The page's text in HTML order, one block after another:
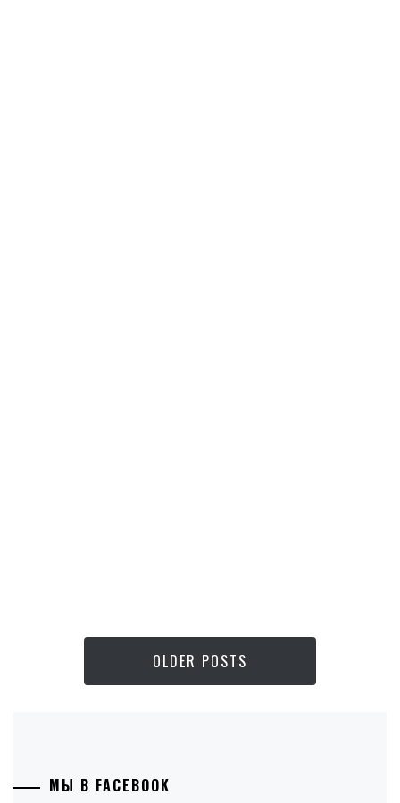
OLDER POSTS
МЫ В FACEBOOK